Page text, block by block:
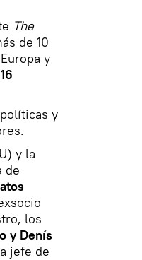
The
de 10
y
y
y la
de
los
y Denís
jefe de